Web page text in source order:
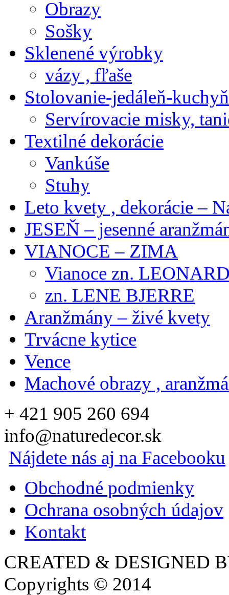
Obrazy
Sošky
Sklenené výrobky
vázy , fľaše
Stolovanie-jedáleň-
Servírovacie misky,
Textilné dekorácie
Vankúše
Stuhy
Leto kvety , dekorácie –
JESEŇ – jesenné
VIANOCE – ZIMA
Vianoce zn.
zn. LENE BJERRE
Aranžmány – živé kvety
Trvácne kytice
Vence
Machové obrazy ,
+ 421 905 260 694
info@naturedecor.sk
Nájdete nás aj na Facebooku
Obchodné podmienky
Ochrana osobných údajov
Kontakt
CREATED & DESIGNED
Copyrights © 2014